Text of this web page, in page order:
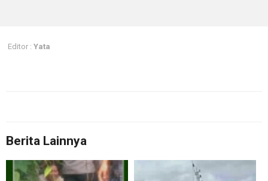
Editor : Yata
Berita Lainnya